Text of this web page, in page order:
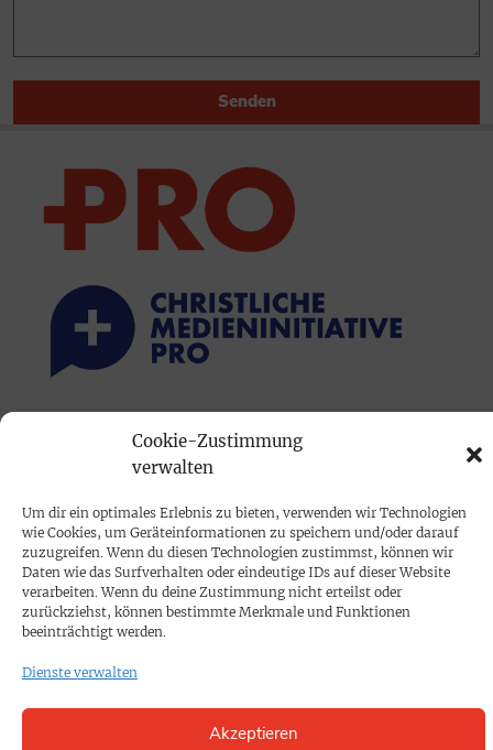
Cookie-Zustimmung
verwalten
Um dir ein optimales Erlebnis zu bieten, verwenden wir Technologien
wie Cookies, um Geräteinformationen zu speichern und/oder darauf
zuzugreifen. Wenn du diesen Technologien zustimmst, können wir
Daten wie das Surfverhalten oder eindeutige IDs auf dieser Website
verarbeiten. Wenn du deine Zustimmung nicht erteilst oder
zurückziehst, können bestimmte Merkmale und Funktionen
beeinträchtigt werden.
Dienste verwalten
Akzeptieren
Senden
PRINTAUSGABE
Mediadaten
PROKOMPAKT
Impressum
SPENDEN
Datenschutz